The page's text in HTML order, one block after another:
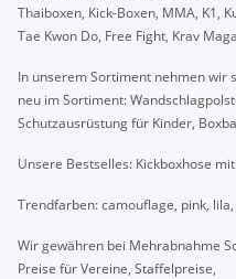
Thaiboxen, Kick-Boxen, MMA, K1,
Tae Kwon Do, Free Fight, Krav
In unserem Sortiment nehmen wir
neu im Sortiment:
Schutzausrüstung für Kinder,
Unsere Bestselles: Kickboxhose
Trendfarben: camouflage, pink,
Wir gewähren bei Mehrabnahme
Preise für Vereine, Staffelpreise,